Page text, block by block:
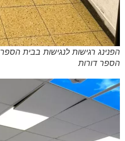
הפנינג רגישות לנגישות בבית
הספר דורות